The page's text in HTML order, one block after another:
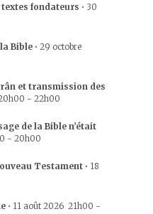
textes fondateurs • 30
Bible • 29 octobre
et transmission des
- 22h00
de la Bible n’était
- 20h00
Testament • 18
• 11 août 2026 21h00 -